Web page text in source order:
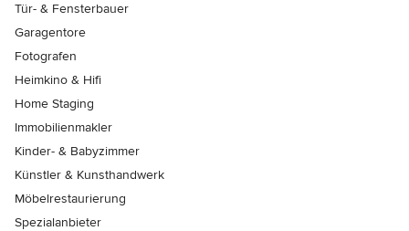
Tür- & Fensterbauer
Garagentore
Fotografen
Heimkino & Hifi
Home Staging
Immobilienmakler
Kinder- & Babyzimmer
Künstler & Kunsthandwerk
Möbelrestaurierung
Spezialanbieter